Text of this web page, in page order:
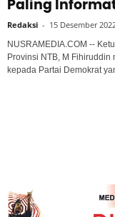
Paling
Redaksi - 15 Desember
NUSRAMEDIA.COM --
Provinsi NTB, M
kepada Partai Demokrat